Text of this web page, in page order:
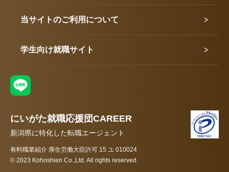
当サイトのご利用について
学生向け就職サイト
にいがた就職応援団CAREER
新潟県に特化した転職エージェント
有料職業紹介 厚生労働大臣許可 15 ユ 010024
© 2023 Kohoshien Co.,Ltd. All rights reserved.